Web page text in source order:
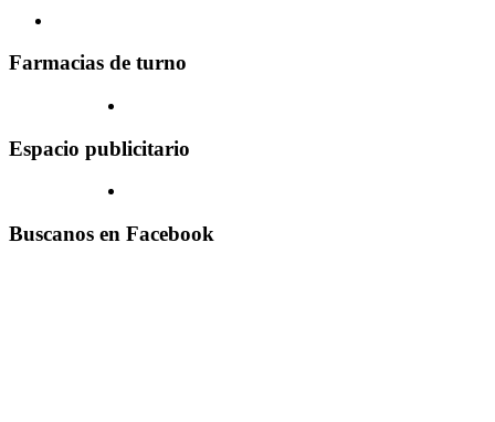
Farmacias de turno
Espacio publicitario
Buscanos en Facebook